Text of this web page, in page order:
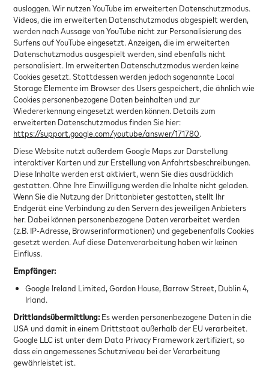
ausloggen. Wir nutzen YouTube im erweiterten Datenschutzmodus.
Videos, die im erweiterten Datenschutzmodus abgespielt werden,
werden nach Aussage von YouTube nicht zur Personalisierung des
Surfens auf YouTube eingesetzt. Anzeigen, die im erweiterten
Datenschutzmodus ausgespielt werden, sind ebenfalls nicht
personalisiert. Im erweiterten Datenschutzmodus werden keine
Cookies gesetzt. Stattdessen werden jedoch sogenannte Local
Storage Elemente im Browser des Users gespeichert, die ähnlich wie
Cookies personenbezogene Daten beinhalten und zur
Wiedererkennung eingesetzt werden können. Details zum
erweiterten Datenschutzmodus finden Sie hier:
https://support.google.com/youtube/answer/171780.
Diese Website nutzt außerdem Google Maps zur Darstellung
interaktiver Karten und zur Erstellung von Anfahrtsbeschreibungen.
Diese Inhalte werden erst aktiviert, wenn Sie dies ausdrücklich
gestatten. Ohne Ihre Einwilligung werden die Inhalte nicht geladen.
Wenn Sie die Nutzung der Drittanbieter gestatten, stellt Ihr
Endgerät eine Verbindung zu den Servern des jeweiligen Anbieters
her. Dabei können personenbezogene Daten verarbeitet werden
(z.B. IP-Adresse, Browserinformationen) und gegebenenfalls Cookies
gesetzt werden. Auf diese Datenverarbeitung haben wir keinen
Einfluss.
Empfänger:
Google Ireland Limited, Gordon House, Barrow Street, Dublin 4,
Irland.
Drittlandsübermittlung:Es werden personenbezogene Daten in die
USA und damit in einem Drittstaat außerhalb der EU verarbeitet.
Google LLC ist unter dem Data Privacy Framework zertifiziert, so
dass ein angemessenes Schutzniveau bei der Verarbeitung
gewährleistet ist.